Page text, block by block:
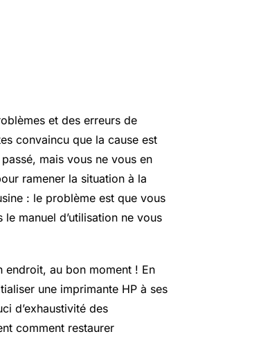
et des erreurs de
convaincu que la cause est
mais vous ne vous en
ramener la situation à la
: le problème est que vous
manuel d’utilisation ne vous
endroit, au bon moment ! En
une imprimante HP à ses
d’exhaustivité des
comment restaurer